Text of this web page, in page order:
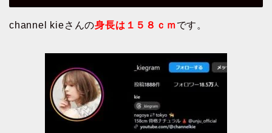
channel kieさんの身長は１５８ｃｍです。